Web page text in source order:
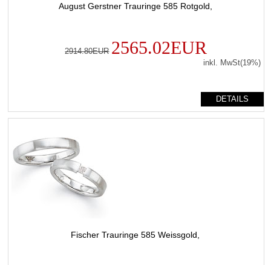
August Gerstner Trauringe 585 Rotgold,
2914.80EUR 2565.02EUR
inkl. MwSt(19%)
DETAILS
Fischer Trauringe 585 Weissgold,